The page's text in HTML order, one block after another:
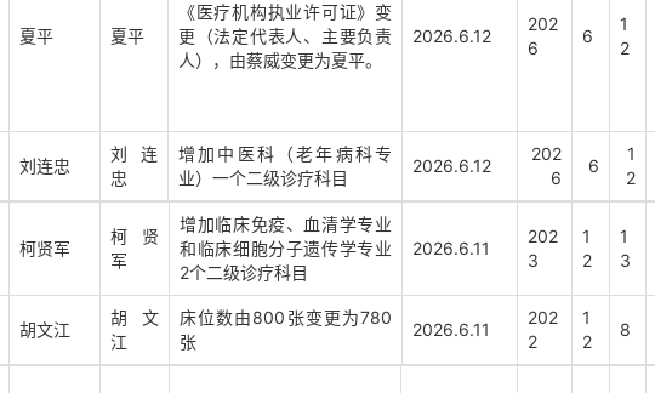
夏平 夏平
《医疗机构执业许可证》变
更（法定代表人、主要负责
人），由蔡威变更为夏平。
2026.6.12
202
6
6
1
2
刘连忠
刘连
忠
增加中医科（老年病科专
业）一个二级诊疗科目
2026.6.12
202
6
6
1
2
柯贤军
柯贤
军
增加临床免疫、血清学专业
和临床细胞分子遗传学专业
2个二级诊疗科目
2026.6.11
202
3
1
2
1
3
胡文江
胡文
江
床位数由800张变更为780
张
2026.6.11
202
2
1
2
8